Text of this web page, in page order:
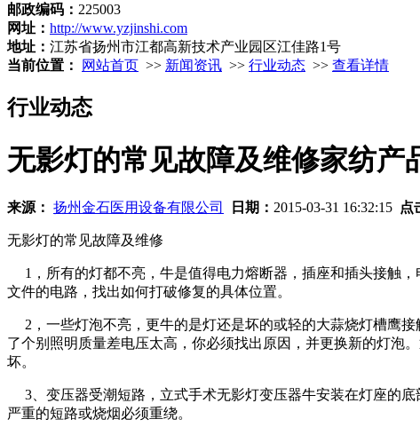
邮政编码： 225003
网址： http://www.yzjinshi.com
地址： 江苏省扬州市江都高新技术产业园区江佳路1号
当前位置：
网站首页 >> 新闻资讯 >> 行业动态 >> 查看详情
行业动态
无影灯的常见故障及维修家纺产
来源： 扬州金石医用设备有限公司 日期： 2015-03-31 16:32:15 点
无影灯的常见故障及维修
1，所有的灯都不亮，牛是值得电力熔断器，插座和插头接触
文件的电路，找出如何打破修复的具体位置。
2，一些灯泡不亮，更牛的是灯还是坏的或轻的大蒜烧灯槽鹰接
了个别照明质量差电压太高，你必须找出原因，并更换新的灯泡
坏。
3、变压器受潮短路，立式手术无影灯变压器牛安装在灯座的
严重的短路或烧烟必须重绕。